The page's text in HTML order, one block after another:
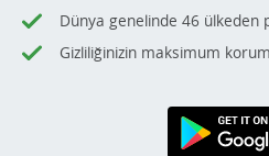
Dünya genelinde 46 ülkeden
Gizliliğinizin maksimum